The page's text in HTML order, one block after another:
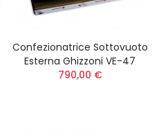
Confezionatrice Sottovuoto
Esterna Ghizzoni VE-47
790,00 €